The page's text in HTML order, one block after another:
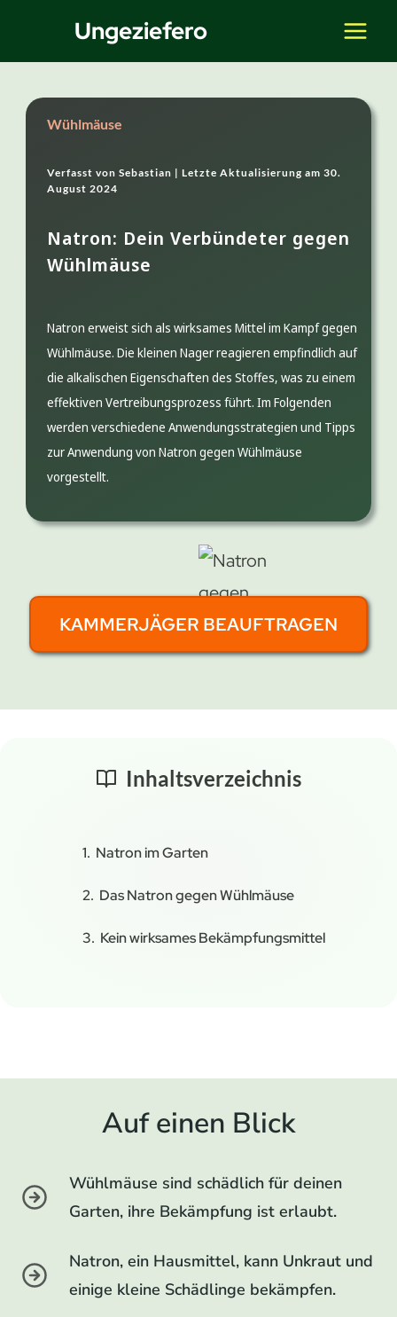
Ungeziefero
Wühlmäuse
Verfasst von Sebastian | Letzte Aktualisierung am 30.
August 2024
Natron: Dein Verbündeter gegen
Wühlmäuse
Natron erweist sich als wirksames Mittel im Kampf gegen
Wühlmäuse. Die kleinen Nager reagieren empfindlich auf
die alkalischen Eigenschaften des Stoffes, was zu einem
effektiven Vertreibungsprozess führt. Im Folgenden
werden verschiedene Anwendungsstrategien und Tipps
zur Anwendung von Natron gegen Wühlmäuse
vorgestellt.
KAMMERJÄGER BEAUFTRAGEN
Inhaltsverzeichnis
Natron im Garten
Das Natron gegen Wühlmäuse
Kein wirksames Bekämpfungsmittel
Auf einen Blick
Wühlmäuse sind schädlich für deinen
Garten, ihre Bekämpfung ist erlaubt.
Natron, ein Hausmittel, kann Unkraut und
einige kleine Schädlinge bekämpfen.